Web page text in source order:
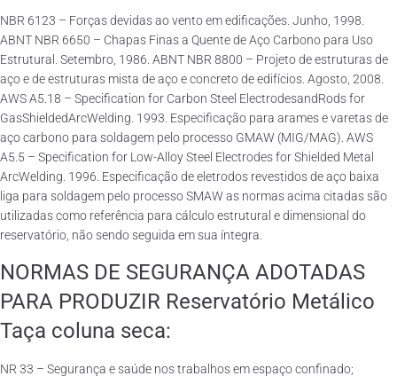
NBR 6123 – Forças devidas ao vento em edificações. Junho, 1998.
ABNT NBR 6650 – Chapas Finas a Quente de Aço Carbono para Uso
Estrutural. Setembro, 1986. ABNT NBR 8800 – Projeto de estruturas de
aço e de estruturas mista de aço e concreto de edifícios. Agosto, 2008.
AWS A5.18 – Specification for Carbon Steel ElectrodesandRods for
GasShieldedArcWelding. 1993. Especificação para arames e varetas de
aço carbono para soldagem pelo processo GMAW (MIG/MAG). AWS
A5.5 – Specification for Low-Alloy Steel Electrodes for Shielded Metal
ArcWelding. 1996. Especificação de eletrodos revestidos de aço baixa
liga para soldagem pelo processo SMAW as normas acima citadas são
utilizadas como referência para cálculo estrutural e dimensional do
reservatório, não sendo seguida em sua íntegra.
NORMAS DE SEGURANÇA ADOTADAS
PARA PRODUZIR Reservatório Metálico
Taça coluna seca:
NR 33 – Segurança e saúde nos trabalhos em espaço confinado;